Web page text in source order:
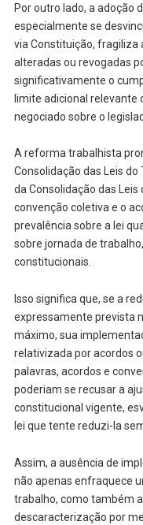
Por outro lado, a adoção
especialmente se
via Constituição, fragiliza
alteradas ou revogadas
significativamente o
limite adicional relevante
negociado sobre o
A reforma trabalhista
Consolidação das Leis do
da Consolidação das
convenção coletiva e o
prevalência sobre a lei
sobre jornada de
constitucionais.
Isso significa que, se a
expressamente prevista
máximo, sua
relativizada por acordos
palavras, acordos e
poderiam se recusar a
constitucional vigente,
lei que tente reduzi-la
Assim, a ausência de
não apenas enfraquece
trabalho, como também
descaracterização por